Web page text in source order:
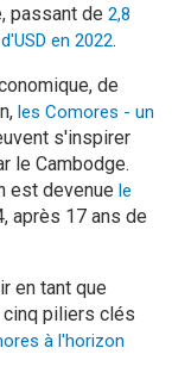
passant de 2,8
en 2022.
de
les Comores - un
s'inspirer
le Cambodge.
est devenue le
après 17 ans de
en tant que
cinq piliers clés
à l'horizon